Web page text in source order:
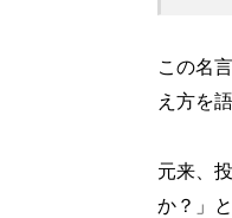
この名
え方を
元来、
か？」